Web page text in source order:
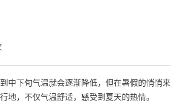
下旬气温就会逐渐降低，但在暑假的悄悄来
地，不仅气温舒适，感受到夏天的热情。